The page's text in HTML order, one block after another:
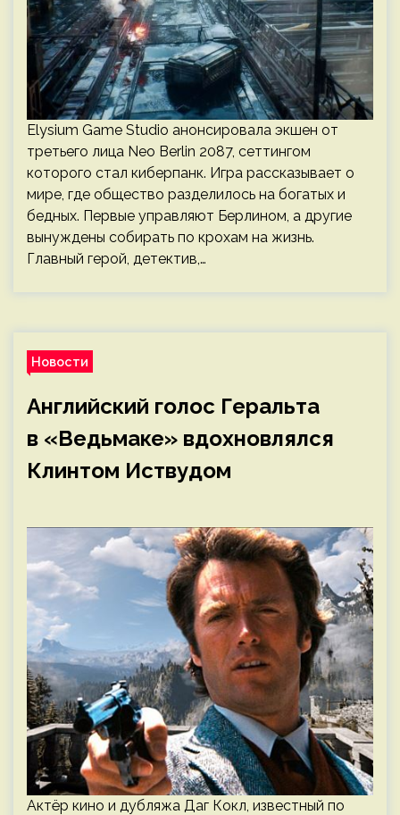
Elysium Game Studio анонсировала экшен от
третьего лица Neo Berlin 2087, сеттингом
которого стал киберпанк. Игра рассказывает о
мире, где общество разделилось на богатых и
бедных. Первые управляют Берлином, а другие
вынуждены собирать по крохам на жизнь.
Главный герой, детектив,…
Новости
Английский голос Геральта
в «Ведьмаке» вдохновлялся
Клинтом Иствудом
Актёр кино и дубляжа Даг Кокл, известный по